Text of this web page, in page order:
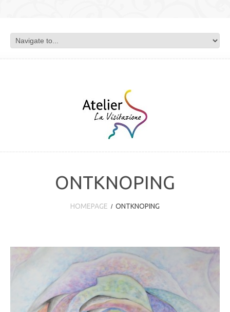
ONTKNOPING
HOMEPAGE ONTKNOPING